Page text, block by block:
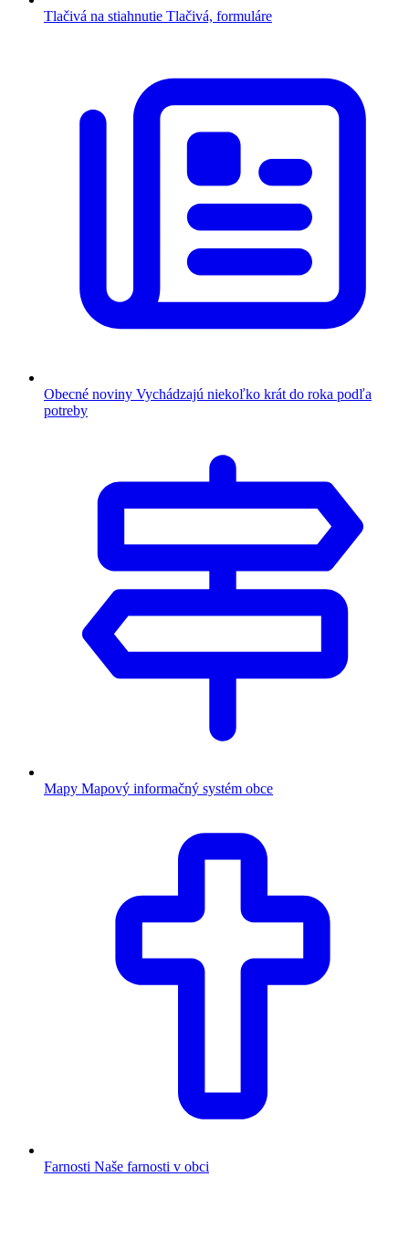
Tlačivá na stiahnutie Tlačivá, formuláre
Obecné noviny Vychádzajú niekoľko krát do roka podľa
potreby
Mapy Mapový informačný systém obce
Farnosti Naše farnosti v obci